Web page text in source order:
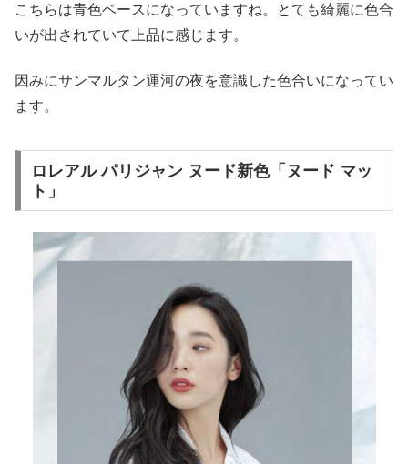
こちらは青色ベースになっていますね。とても綺麗に色合
いが出されていて上品に感じます。
因みにサンマルタン運河の夜を意識した色合いになってい
ます。
ロレアル パリジャン ヌード新色「ヌード マッ
ト」